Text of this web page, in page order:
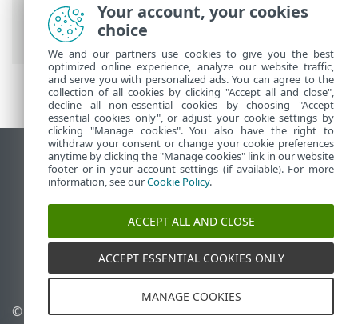
任务>静态组同步> 静态组同步 - Linux 计
算机
查看桌面站点
End of Life
ESET 知识库
ESET Status Portal
© 1992 - 2026 ESET, spol. s
管理 Cookie
Your account, your cookies
choice
We and our partners use cookies to give you the best
optimized online experience, analyze our website traffic,
and serve you with personalized ads. You can agree to the
collection of all cookies by clicking "Accept all and close",
decline all non-essential cookies by choosing "Accept
essential cookies only", or adjust your cookie settings by
clicking "Manage cookies". You also have the right to
withdraw your consent or change your cookie preferences
anytime by clicking the "Manage cookies" link in our website
footer or in your account settings (if available). For more
information, see ourCookie Policy.
ACCEPT ALL AND CLOSE
ACCEPT ESSENTIAL COOKIES ONLY
MANAGE COOKIES